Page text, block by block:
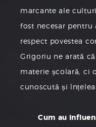
marcante ale
fost necesar
respect povestea
Grigoriu ne arată
materie școlară, ci
cunoscută și
Cum au